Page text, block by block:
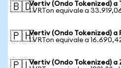
🇧🇩Vertiv (Ondo Tokenized) a
1 VRTon equivale a
🇵🇭Vertiv (Ondo Tokenized) a
1 VRTon equivale a
Vertiv (Ondo Tokenized) a